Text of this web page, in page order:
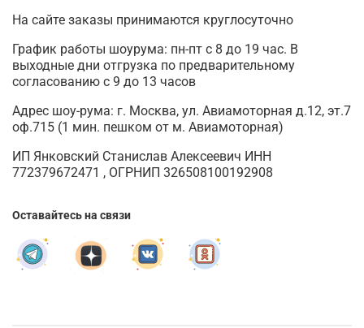
На сайте заказы принимаются круглосуточно
График работы шоурума: пн-пт с 8 до 19 час. В
выходные дни отгрузка по предварительному
согласованию с 9 до 13 часов
Адрес шоу-рума: г. Москва, ул. Авиамоторная д.12, эт.7
оф.715 (1 мин. пешком от м. Авиамоторная)
ИП Янковский Станислав Алексеевич ИНН
772379672471 , ОГРНИП 326508100192908
Оставайтесь на связи